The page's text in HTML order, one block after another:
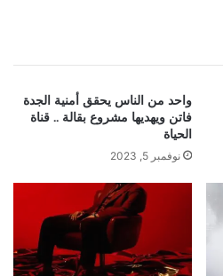
واحد من الناس يحقق أمنية الجدة
فاتن ويهديها مشروع بقالة .. قناة
الحياة
نوفمبر 5, 2023